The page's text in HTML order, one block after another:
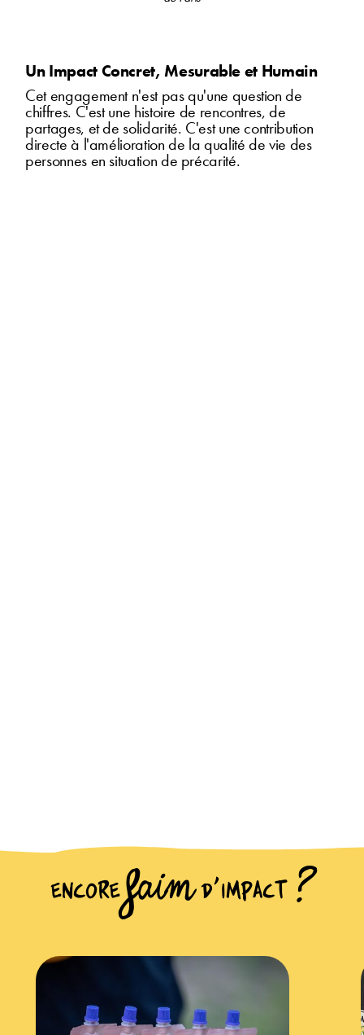
Un Impact Concret, Mesurable et Humain
Cet engagement n'est pas qu'une question de
chiffres. C'est une histoire de rencontres, de
partages, et de solidarité. C'est une contribution
directe à l'amélioration de la qualité de vie des
personnes en situation de précarité.
encore FAIM d'impact ?